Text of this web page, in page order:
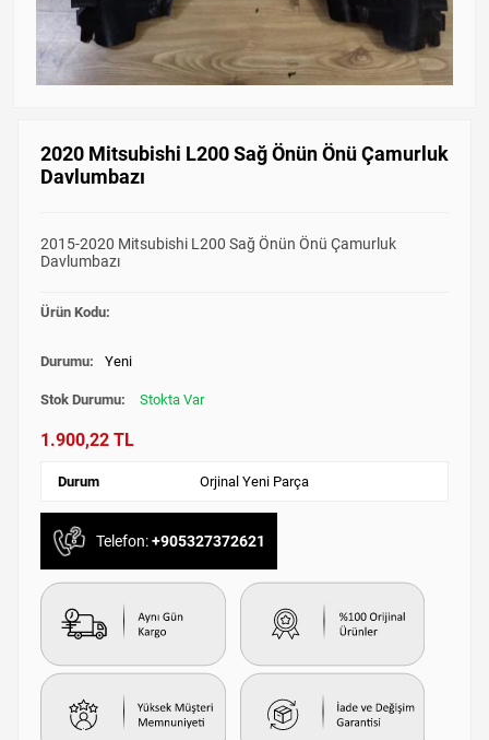
2020 Mitsubishi L200 Sağ Önün Önü Çamurluk
Davlumbazı
2015-2020 Mitsubishi L200 Sağ Önün Önü Çamurluk
Davlumbazı
Ürün Kodu:
Durumu: Yeni
Stok Durumu: Stokta Var
1.900,22 TL
Durum Orjinal Yeni Parça
Telefon:+905327372621